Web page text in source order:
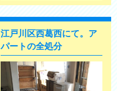
江戸川区西葛西にて。ア
パートの全処分